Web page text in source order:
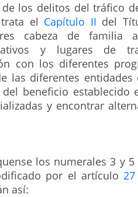
los delitos del tráfico
el Capítulo II del
cabeza de familia
y lugares de
con los diferentes
las diferentes entidades
beneficio establecido
y encontrar
los numerales 3 y
por el artículo 27
así: